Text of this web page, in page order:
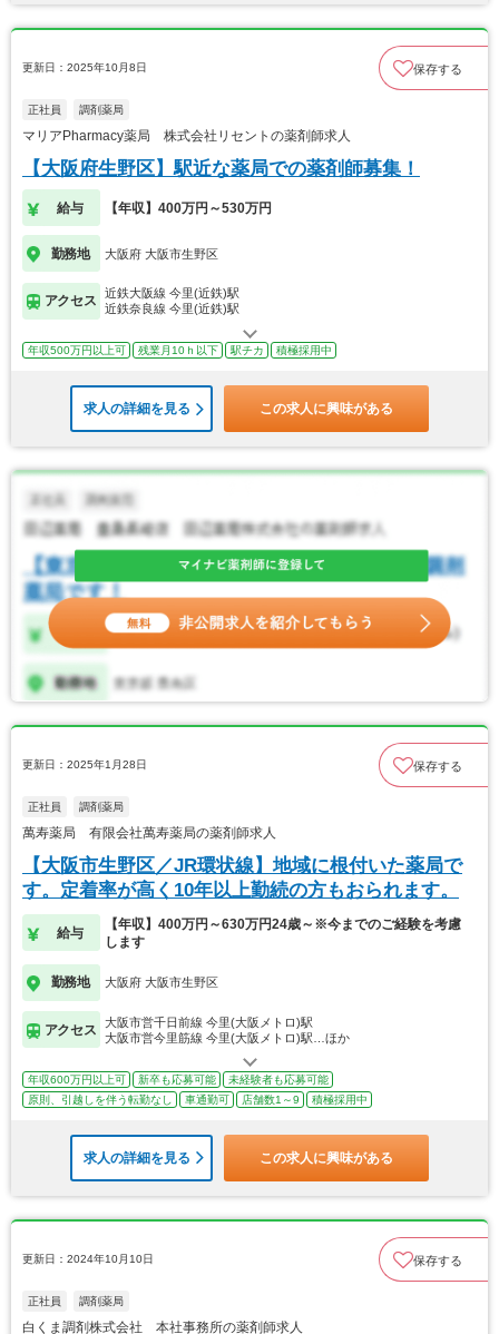
更新日：2025年10月8日 保存する
正社員 調剤薬局
マリアPharmacy薬局 株式会社リセントの薬剤師求人
【大阪府生野区】駅近な薬局での薬剤師募集！
給与 【年収】400万円～530万円
勤務地 大阪府 大阪市生野区
アクセス
近鉄大阪線 今里(近鉄)駅
近鉄奈良線 今里(近鉄)駅
年収500万円以上可 残業月10ｈ以下 駅チカ 積極採用中
求人の詳細を見る この求人に興味がある
更新日：2025年1月28日 保存する
正社員 調剤薬局
萬寿薬局 有限会社萬寿薬局の薬剤師求人
【大阪市生野区／JR環状線】地域に根付いた薬局で
す。定着率が高く10年以上勤続の方もおられます。
給与
【年収】400万円～630万円24歳～※今までのご経験を考慮
します
勤務地 大阪府 大阪市生野区
アクセス
大阪市営千日前線 今里(大阪メトロ)駅
大阪市営今里筋線 今里(大阪メトロ)駅…ほか
年収600万円以上可 新卒も応募可能
未経験者も応募可能
原則、引越しを伴う転勤なし
車通勤可 店舗数1～9 積極採用中
求人の詳細を見る この求人に興味がある
更新日：2024年10月10日 保存する
正社員 調剤薬局
白くま調剤株式会社 本社事務所の薬剤師求人